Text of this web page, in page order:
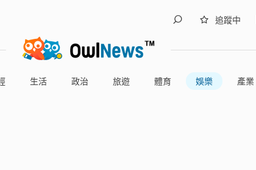
追蹤中
生活 政治 旅遊 體育 娛樂 產業